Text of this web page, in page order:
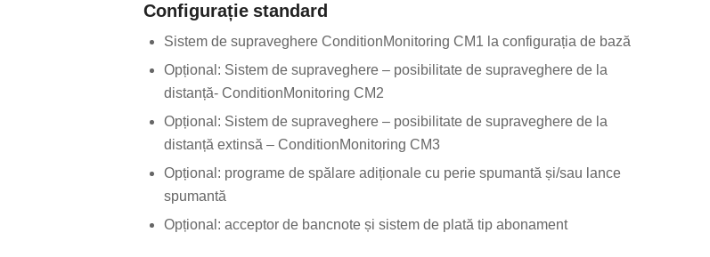
Configurație standard
Sistem de supraveghere ConditionMonitoring CM1 la configurația de bază
Opțional: Sistem de supraveghere – posibilitate de supraveghere de la
distanță- ConditionMonitoring CM2
Opțional: Sistem de supraveghere – posibilitate de supraveghere de la
distanță extinsă – ConditionMonitoring CM3
Opțional: programe de spălare adiționale cu perie spumantă și/sau lance
spumantă
Opțional: acceptor de bancnote și sistem de plată tip abonament